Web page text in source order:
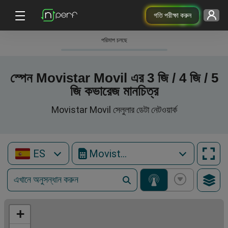
গতি পরীক্ষা করুন
পরিমাপ চলছে
স্পেন Movistar Movil এর 3 জি / 4 জি / 5
জি কভারেজ মানচিত্র
Movistar Movil সেলুলার ডেটা নেটওয়ার্ক
ES Movistar Movil
+